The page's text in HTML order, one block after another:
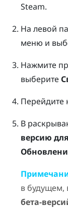
Steam.
На левой
меню и
Нажмите
выберите
Перейдите
В
версию
в будущем,
бета-